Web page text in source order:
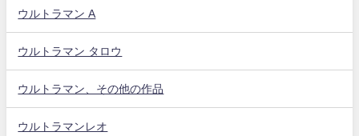
ウルトラマン A
ウルトラマン タロウ
ウルトラマン、その他の作品
ウルトラマンレオ